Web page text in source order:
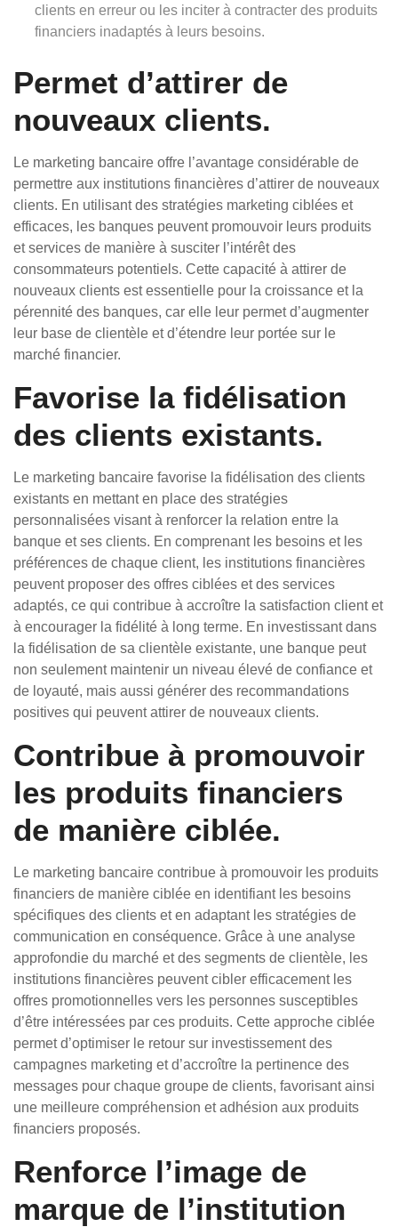
clients en erreur ou les inciter à contracter des produits
financiers inadaptés à leurs besoins.
Permet d’attirer de
nouveaux clients.
Le marketing bancaire offre l’avantage considérable de
permettre aux institutions financières d’attirer de nouveaux
clients. En utilisant des stratégies marketing ciblées et
efficaces, les banques peuvent promouvoir leurs produits
et services de manière à susciter l’intérêt des
consommateurs potentiels. Cette capacité à attirer de
nouveaux clients est essentielle pour la croissance et la
pérennité des banques, car elle leur permet d’augmenter
leur base de clientèle et d’étendre leur portée sur le
marché financier.
Favorise la fidélisation
des clients existants.
Le marketing bancaire favorise la fidélisation des clients
existants en mettant en place des stratégies
personnalisées visant à renforcer la relation entre la
banque et ses clients. En comprenant les besoins et les
préférences de chaque client, les institutions financières
peuvent proposer des offres ciblées et des services
adaptés, ce qui contribue à accroître la satisfaction client et
à encourager la fidélité à long terme. En investissant dans
la fidélisation de sa clientèle existante, une banque peut
non seulement maintenir un niveau élevé de confiance et
de loyauté, mais aussi générer des recommandations
positives qui peuvent attirer de nouveaux clients.
Contribue à promouvoir
les produits financiers
de manière ciblée.
Le marketing bancaire contribue à promouvoir les produits
financiers de manière ciblée en identifiant les besoins
spécifiques des clients et en adaptant les stratégies de
communication en conséquence. Grâce à une analyse
approfondie du marché et des segments de clientèle, les
institutions financières peuvent cibler efficacement les
offres promotionnelles vers les personnes susceptibles
d’être intéressées par ces produits. Cette approche ciblée
permet d’optimiser le retour sur investissement des
campagnes marketing et d’accroître la pertinence des
messages pour chaque groupe de clients, favorisant ainsi
une meilleure compréhension et adhésion aux produits
financiers proposés.
Renforce l’image de
marque de l’institution